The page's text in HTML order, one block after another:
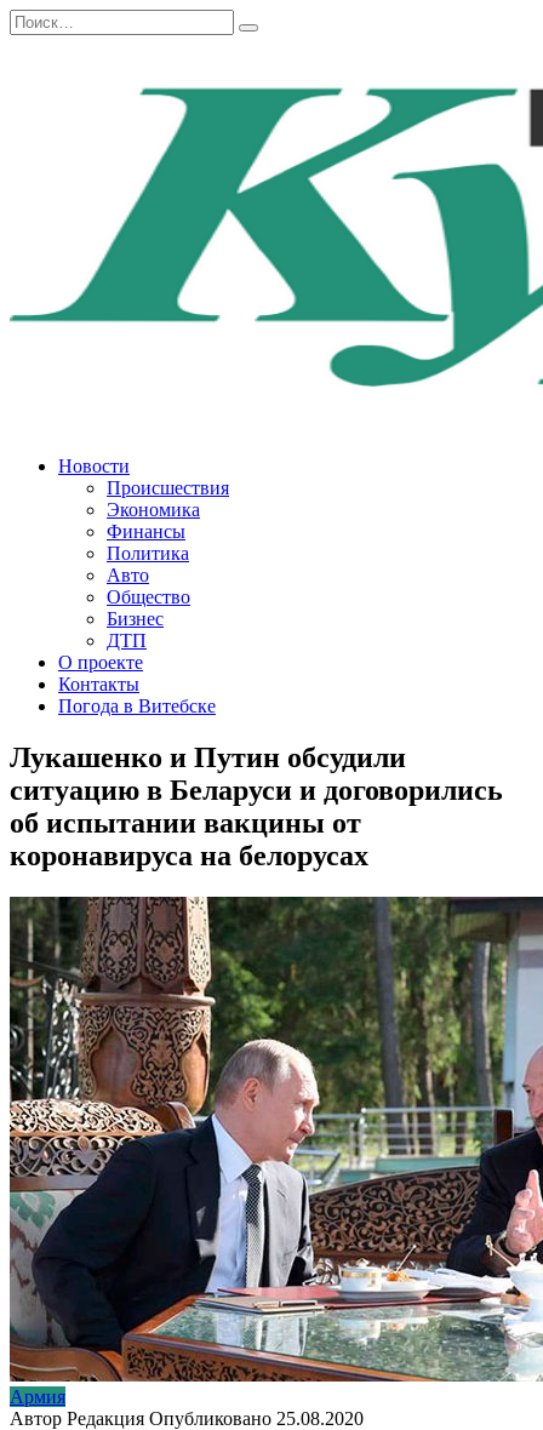
Перейти
к
Search
for:
Новости
Происшествия
Экономика
Финансы
Политика
Авто
Общество
Бизнес
ДТП
О проекте
Контакты
Погода в Витебске
Лукашенко и Путин обсудили
ситуацию в Беларуси и договорились
об испытании вакцины от
коронавируса на белорусах
Армия
Автор Редакция Опубликовано 25.08.2020